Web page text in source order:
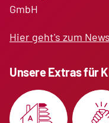
GmbH
Hier geht's zum
Unsere Extras für